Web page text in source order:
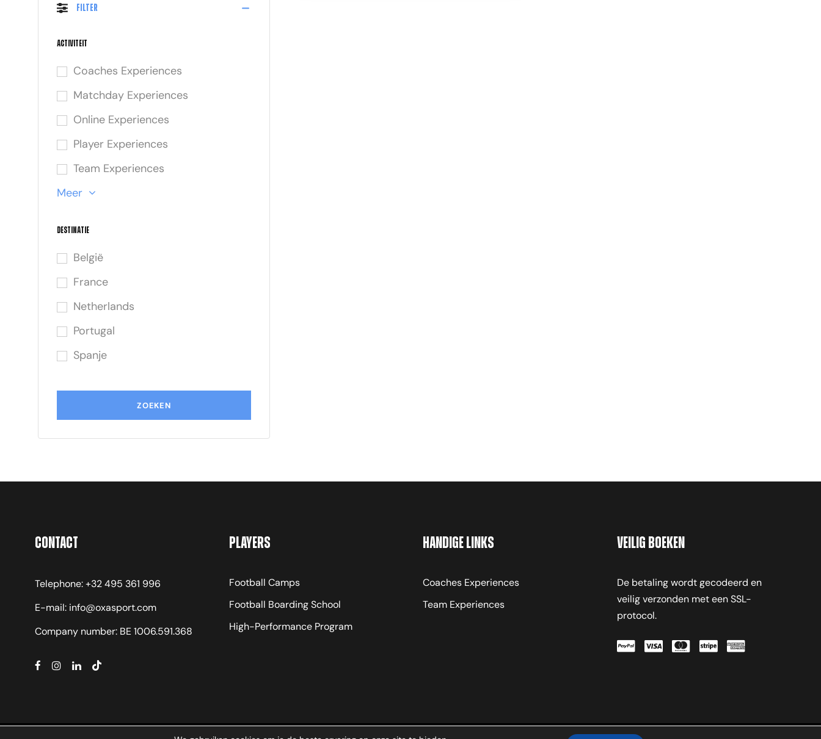
Filter
Activiteit
Coaches Experiences
Matchday Experiences
Online Experiences
Player Experiences
Team Experiences
Meer
Destinatie
België
France
Netherlands
Portugal
Spanje
Contact
Telephone: +32 495 361 996
E-mail: info@oxasport.com
Company number: BE 1006.591.368
Players
Football Camps
Football Boarding School
High-Performance Program
Handige links
Coaches Experiences
Team Experiences
Veilig Boeken
De betaling wordt gecodeerd en
veilig verzonden met een SSL-
protocol.